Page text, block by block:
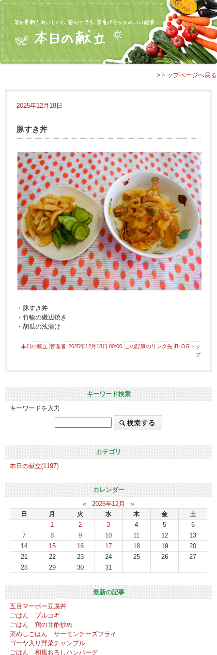
>トップページへ戻る
2025年12月18日
豚すき丼
・豚すき丼
・竹輪の磯辺焼き
・胡瓜の浅漬け
本日の献立 管理者 2025年12月18日 00:00 この記事のリンク先 BLOGトッ
プ
キーワード検索
キーワードを入力
カテゴリ
本日の献立(1197)
カレンダー
«
2025年12月
»
日
月 火 水 木 金
土
1
2 3 4 5
6
7
8 9 10 11 12
13
14
15 16 17 18 19
20
21
22 23 24 25 26
27
28
29 30 31
最新の記事
五目マーボー豆腐丼
ごはん プルコギ
ごはん 鶏の甘酢炒め
菜めしごはん サーモンチーズフライ
ゴーヤ入り野菜チャンプル
ごはん 和風おろしハンバーグ